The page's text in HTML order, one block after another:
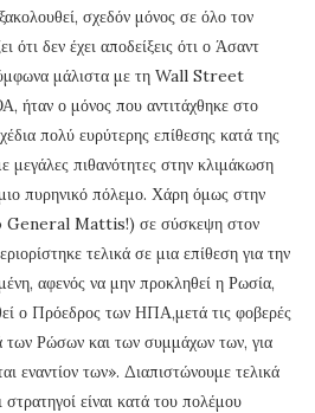
σχεδόν μόνος σε όλο τον
ότι δεν έχει αποδείξεις ότι ο Άσαντ
μάλιστα με τη Wall Street
ήταν ο μόνος που αντιτάχθηκε στο
πολύ ευρύτερης επίθεσης κατά της
μεγάλες πιθανότητες στην κλιμάκωση
πυρηνικό πόλεμο. Χάρη όμως στην
General Mattis!) σε σύσκεψη στον
τελικά σε μια επίθεση για την
αφενός να μην προκληθεί η Ρωσία,
ο Πρόεδρος των ΗΠΑ,μετά τις φοβερές
των Ρώσων και των συμμάχων των, για
εναντίον των». Διαπιστώνουμε τελικά
είναι κατά του πολέμου